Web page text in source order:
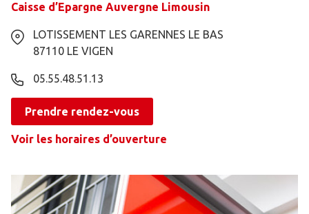
Caisse d’Epargne Auvergne Limousin
LOTISSEMENT LES GARENNES LE BAS
87110 LE VIGEN
05.55.48.51.13
Prendre rendez-vous
Voir les horaires d’ouverture